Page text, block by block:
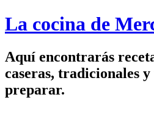
La cocina de
Aquí encontrarás
caseras, tradicionales y
preparar.